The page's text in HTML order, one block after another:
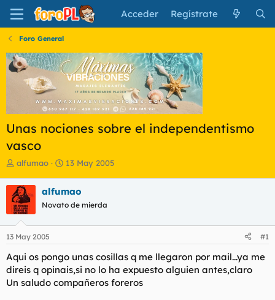
Acceder Regístrate
Foro General
Unas nociones sobre el independentismo
vasco
I
i
c
i
a
d
o
d
e
l
alfumao
F
h
a
e
i
c
i
13 May 2005
alfumao
Novato de mierda
13 May 2005 #1
Aqui os pongo unas cosillas q me llegaron por mail...ya me
direis q opinais,si no lo ha expuesto alguien antes,claro
Un saludo compañeros foreros